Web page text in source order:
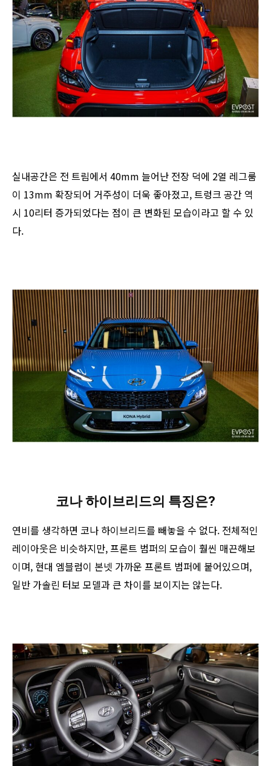
실내공간은 전 트림에서 40mm 늘어난 전장 덕에 2열 레그룸
이 13mm 확장되어 거주성이 더욱 좋아졌고, 트렁크 공간 역
시 10리터 증가되었다는 점이 큰 변화된 모습이라고 할 수 있
다.
코나 하이브리드의 특징은?
연비를 생각하면 코나 하이브리드를 빼놓을 수 없다. 전체적인
레이아웃은 비슷하지만, 프론트 범퍼의 모습이 훨씬 매끈해보
이며, 현대 엠블럼이 본넷 가까운 프론트 범퍼에 붙어있으며,
일반 가솔린 터보 모델과 큰 차이를 보이지는 않는다.